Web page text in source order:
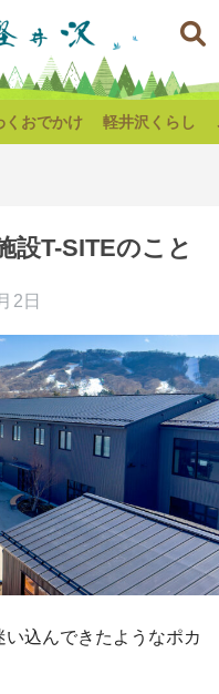
くおでかけ 軽井沢くらし
設T-SITEのこと
2日
込んできたようなポカ